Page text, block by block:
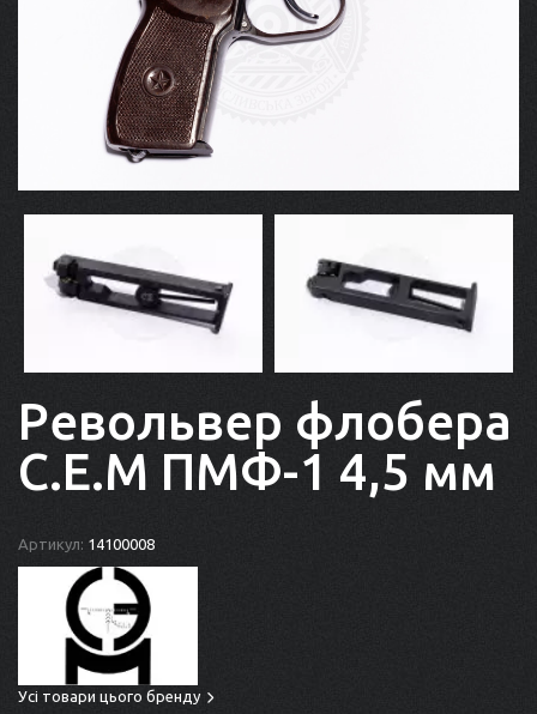
Револьвер флобера
С.Е.М ПМФ-1 4,5 мм
Артикул: 14100008
Усі товари цього бренду